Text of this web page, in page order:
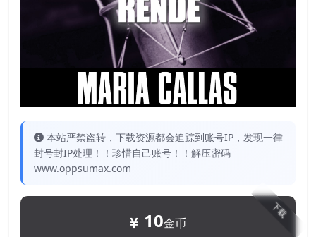
本站严禁盗转，下载资源都会追踪到账号IP，发现一律
封号封IP处理！！珍惜自己账号！！解压密码
www.oppsumax.com
下载
10金币